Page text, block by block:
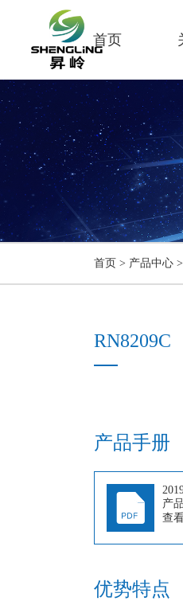
首页
首页 > 产品中心>
RN8209C
产品手册
产
查
优势特点